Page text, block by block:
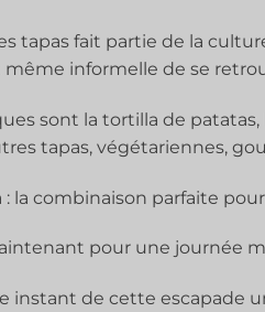
tapas fait partie de la
informelle de se
sont la tortilla de
tapas, végétariennes,
: la combinaison parfaite
pour une journée
instant de cette escapade